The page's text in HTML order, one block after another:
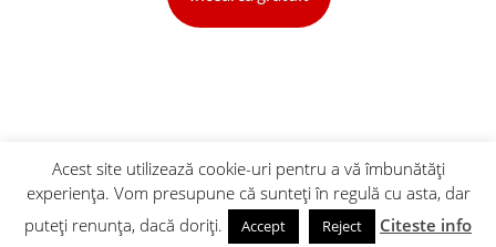
2026 Toate drepturile rezervate @ Gomag
Acest site utilizează cookie-uri pentru a vă îmbunătăți
experiența. Vom presupune că sunteți în regulă cu asta, dar
puteți renunța, dacă doriți.
Accept Reject Citeste info